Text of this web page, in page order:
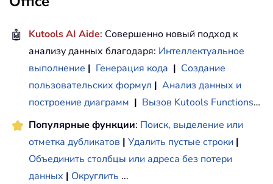
🤖 Kutools AI Aide: Совершенно новый подход к
анализу данных благодаря: Интеллектуальное
выполнение | Генерация кода | Создание
пользовательских формул | Анализ данных и
построение диаграмм | Вызов Kutools Functions…
Популярные функции: Поиск, выделение или
отметка дубликатов | Удалить пустые строки |
Объединить столбцы или адреса без потери
данных | Округлить ...